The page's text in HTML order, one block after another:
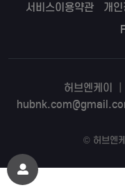
서비스이용약관 개
허브엔케이
© 허브엔